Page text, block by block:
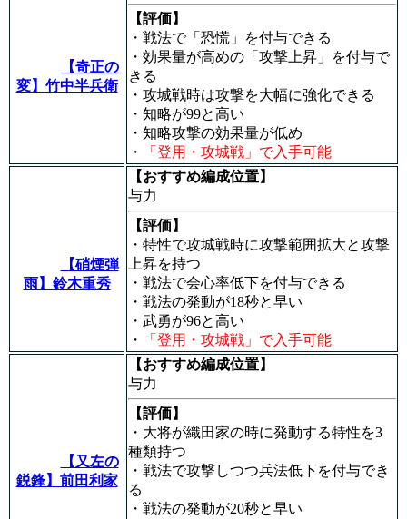
【奇正の
変】竹中半兵衛
【評価】
・戦法で「 恐慌 」を付与できる
・効果量が高めの「攻撃上昇」を付与で
きる
・攻城戦時は攻撃を大幅に強化できる
・知略が99と高い
・知略攻撃の効果量が低め
・
「登用・攻城戦」で入手可能
【硝煙弾
雨】鈴木重秀
【おすすめ編成位置】
与力
【評価】
・特性で攻城戦時に攻撃範囲拡大と攻撃
上昇を持つ
・戦法で会心率低下を付与できる
・戦法の発動が18秒と早い
・武勇が96と高い
・
「登用・攻城戦」で入手可能
【又左の
鋭鋒】前田利家
【おすすめ編成位置】
与力
【評価】
・大将が織田家の時に発動する特性を3
種類持つ
・戦法で攻撃しつつ兵法低下を付与でき
る
・戦法の発動が20秒と早い